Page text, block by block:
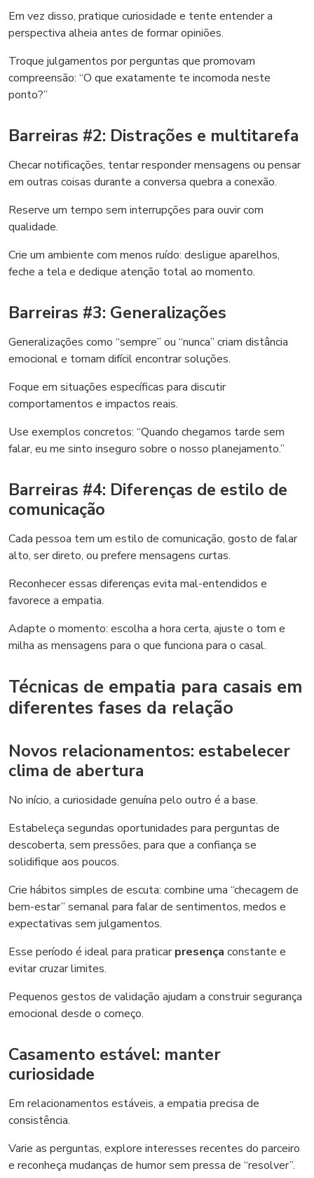
Em vez disso, pratique curiosidade e tente entender a
perspectiva alheia antes de formar opiniões.
Troque julgamentos por perguntas que promovam
compreensão: “O que exatamente te incomoda neste
ponto?”
Barreiras #2: Distrações e multitarefa
Checar notificações, tentar responder mensagens ou pensar
em outras coisas durante a conversa quebra a conexão.
Reserve um tempo sem interrupções para ouvir com
qualidade.
Crie um ambiente com menos ruído: desligue aparelhos,
feche a tela e dedique atenção total ao momento.
Barreiras #3: Generalizações
Generalizações como “sempre” ou “nunca” criam distância
emocional e tornam difícil encontrar soluções.
Foque em situações específicas para discutir
comportamentos e impactos reais.
Use exemplos concretos: “Quando chegamos tarde sem
falar, eu me sinto inseguro sobre o nosso planejamento.”
Barreiras #4: Diferenças de estilo de
comunicação
Cada pessoa tem um estilo de comunicação, gosto de falar
alto, ser direto, ou prefere mensagens curtas.
Reconhecer essas diferenças evita mal-entendidos e
favorece a empatia.
Adapte o momento: escolha a hora certa, ajuste o tom e
milha as mensagens para o que funciona para o casal.
Técnicas de empatia para casais em
diferentes fases da relação
Novos relacionamentos: estabelecer
clima de abertura
No início, a curiosidade genuína pelo outro é a base.
Estabeleça segundas oportunidades para perguntas de
descoberta, sem pressões, para que a confiança se
solidifique aos poucos.
Crie hábitos simples de escuta: combine uma “checagem de
bem-estar” semanal para falar de sentimentos, medos e
expectativas sem julgamentos.
Esse período é ideal para praticarpresença constante e
evitar cruzar limites.
Pequenos gestos de validação ajudam a construir segurança
emocional desde o começo.
Casamento estável: manter
curiosidade
Em relacionamentos estáveis, a empatia precisa de
consistência.
Varie as perguntas, explore interesses recentes do parceiro
e reconheça mudanças de humor sem pressa de “resolver”.